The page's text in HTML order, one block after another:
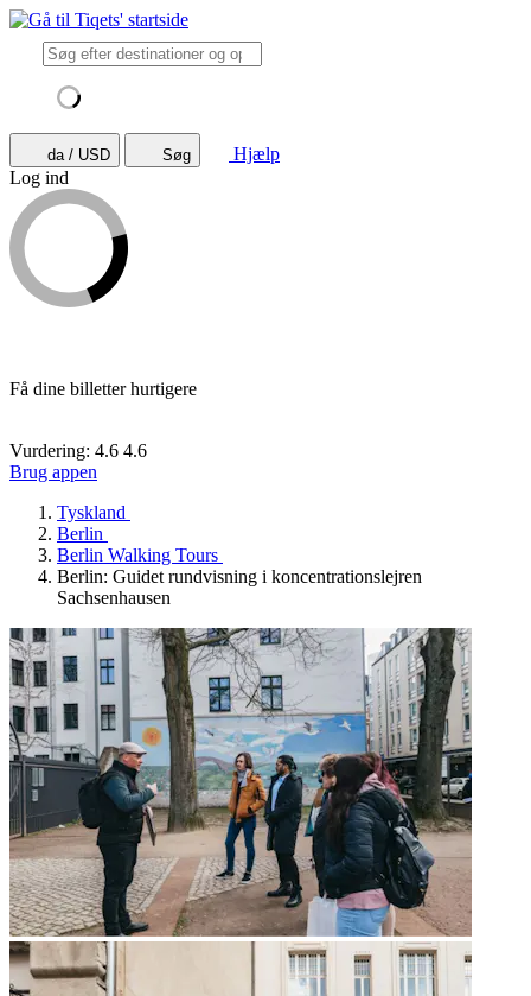
da / USD Søg
Hjælp
Log ind
Få dine billetter hurtigere
Vurdering: 4.6 4.6
Brug appen
Tyskland
Berlin
Berlin Walking Tours
Berlin: Guidet rundvisning i koncentrationslejren
Sachsenhausen